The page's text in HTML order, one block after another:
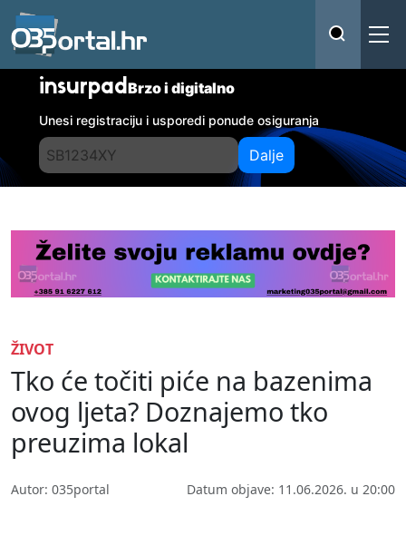
insurpadBrzo i digitalno
Unesi registraciju i usporedi ponude osiguranja
Dalje
ŽIVOT
Tko će točiti piće na bazenima
ovog ljeta? Doznajemo tko
preuzima lokal
Autor: 035portal Datum objave: 11.06.2026. u 20:00